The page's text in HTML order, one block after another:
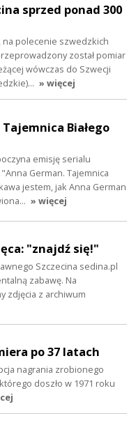
sprzed ponad 300
na polecenie szwedzkich
został pomiar
wówczas do Szwecji
» więcej
Białego
emisję serialu
German. Tajemnica
jestem, jak Anna German
» więcej
"znajdź się!"
Szczecina sedina.pl
zabawę. Na
zdjęcia z archiwum
po 37 latach
nagrania zrobionego
doszło w 1971 roku